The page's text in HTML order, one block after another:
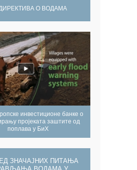
О ВОДАМА
инвестиционе банке о
пројеката заштите од
поплава у БиХ
ЗНАЧАЈНИХ ПИТАЊА